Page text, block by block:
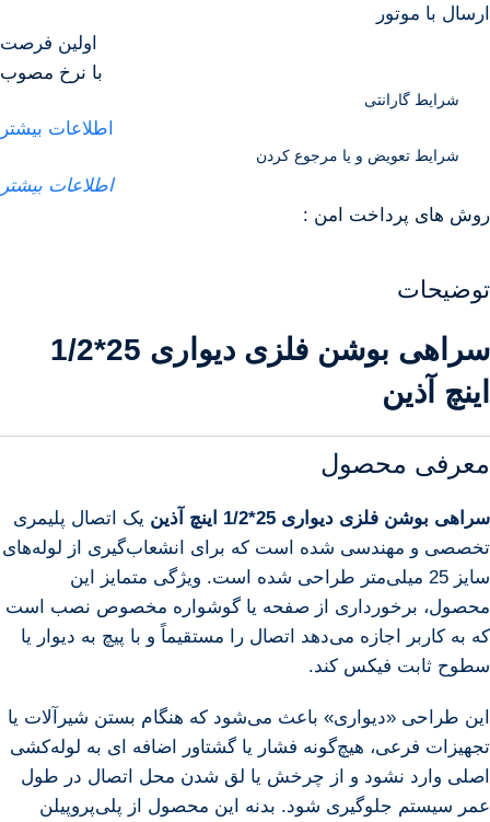
ارسال با موتور
اولین فرصت
با نرخ مصوب
شرایط گارانتی
اطلاعات بیشتر
شرایط تعویض و یا مرجوع کردن
اطلاعات بیشتر
روش های پرداخت امن :
توضیحات
سراهی بوشن فلزی دیواری 25*1/2
اینچ آذین
معرفی محصول
سراهی بوشن فلزی دیواری 25*1/2 اینچ آذین
یک اتصال پلیمری
تخصصی و مهندسی شده است که برای انشعاب‌گیری از لوله‌های
سایز 25 میلی‌متر طراحی شده است. ویژگی متمایز این
محصول، برخورداری از صفحه یا گوشواره مخصوص نصب است
که به کاربر اجازه می‌دهد اتصال را مستقیماً و با پیچ به دیوار یا
سطوح ثابت فیکس کند.
این طراحی «دیواری» باعث می‌شود که هنگام بستن شیرآلات یا
تجهیزات فرعی، هیچ‌گونه فشار یا گشتاور اضافه ای به لوله‌کشی
اصلی وارد نشود و از چرخش یا لق شدن محل اتصال در طول
عمر سیستم جلوگیری شود. بدنه این محصول از پلی‌پروپیلن